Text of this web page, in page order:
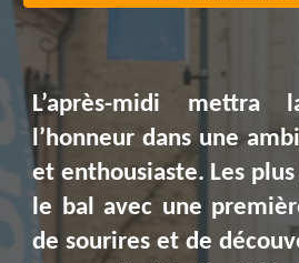
L’après-midi mettra
l’honneur dans une
et enthousiaste. Les
le bal avec une
de sourires et de